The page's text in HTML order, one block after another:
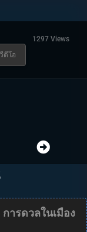
1297 Views
ดีโอ
ารดวลในเมือง